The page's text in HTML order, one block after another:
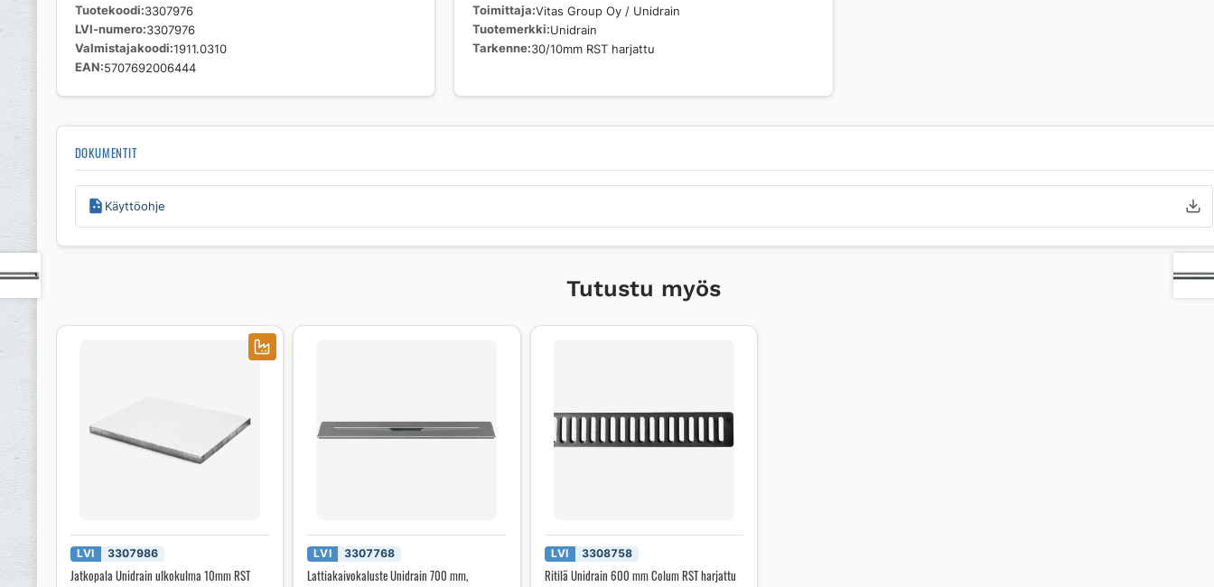
Tuotekoodi 3307976
LVI-numero 3307976
Valmistajakoodi 1911.0310
EAN 5707692006444
Toimittaja Vitas Group Oy / Unidrain
Tuotemerkki Unidrain
Tarkenne 30/10mm RST harjattu
DOKUMENTIT
Käyttöohje
Tutustu myös
LVI 3307986
Jatkopala Unidrain ulkokulma 10mm RST
LVI 3307768
Lattiakaivokaluste Unidrain 700 mm,
LVI 3308758
Ritilä Unidrain 600 mm Colum RST harjattu